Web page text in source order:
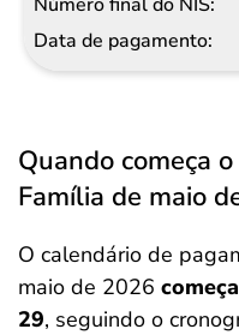
Quando começa
Família de maio
O calendário de
maio de 2026
29, seguindo o